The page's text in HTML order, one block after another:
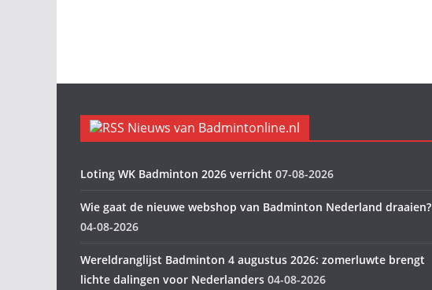
Nieuws van Badmintonline.nl
Loting WK Badminton 2026 verricht 07-08-2026
Wie gaat de nieuwe webshop van Badminton Nederland draaien?
04-08-2026
Wereldranglijst Badminton 4 augustus 2026: zomerluwte brengt
lichte dalingen voor Nederlanders 04-08-2026